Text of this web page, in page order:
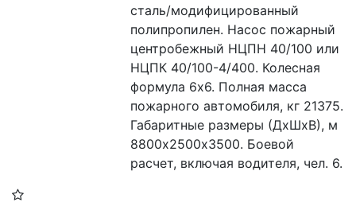
сталь/модифицированный
полипропилен. Насос пожарный
центробежный НЦПН 40/100 или
НЦПК 40/100-4/400. Колесная
формула 6х6. Полная масса
пожарного автомобиля, кг 21375.
Габаритные размеры (ДхШхВ), м
8800х2500х3500. Боевой
расчет, включая водителя, чел. 6.